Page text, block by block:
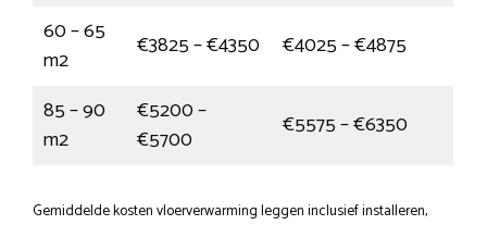
60 – 65
m2
€3825 – €4350
€4025 – €4875
85 – 90
m2
€5200 –
€5700
€5575 – €6350
Gemiddelde kosten vloerverwarming leggen inclusief installeren,